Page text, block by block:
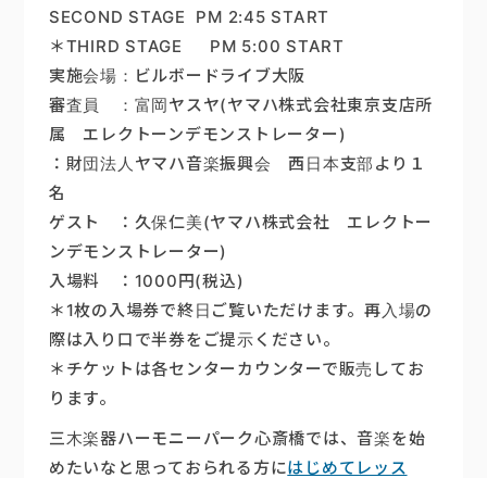
SECOND STAGE PM 2:45 START
＊THIRD STAGE PM 5:00 START
実施会場：ビルボードライブ大阪
審査員 ：富岡ヤスヤ(ヤマハ株式会社東京支店所
属 エレクトーンデモンストレーター)
：財団法人ヤマハ音楽振興会 西日本支部より１
名
ゲスト ：久保仁美(ヤマハ株式会社 エレクトー
ンデモンストレーター)
入場料 ：1000円(税込)
＊1枚の入場券で終日ご覧いただけます。再入場の
際は入り口で半券をご提示ください。
＊チケットは各センターカウンターで販売してお
ります。
三木楽器ハーモニーパーク心斎橋では、音楽を始
めたいなと思っておられる方にはじめてレッス